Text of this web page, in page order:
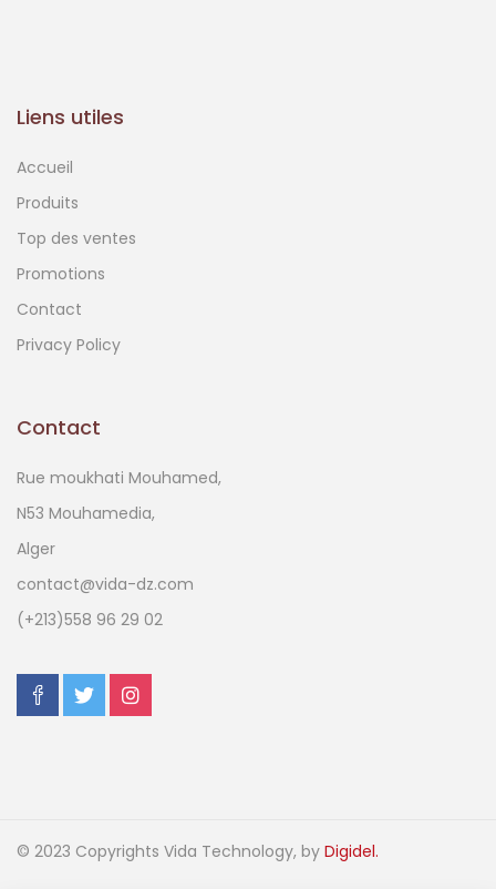
Liens utiles
Accueil
Produits
Top des ventes
Promotions
Contact
Privacy Policy
Contact
Rue moukhati Mouhamed,
N53 Mouhamedia,
Alger
contact@vida-dz.com
(+213)558 96 29 02
© 2023 Copyrights Vida Technology, by Digidel.